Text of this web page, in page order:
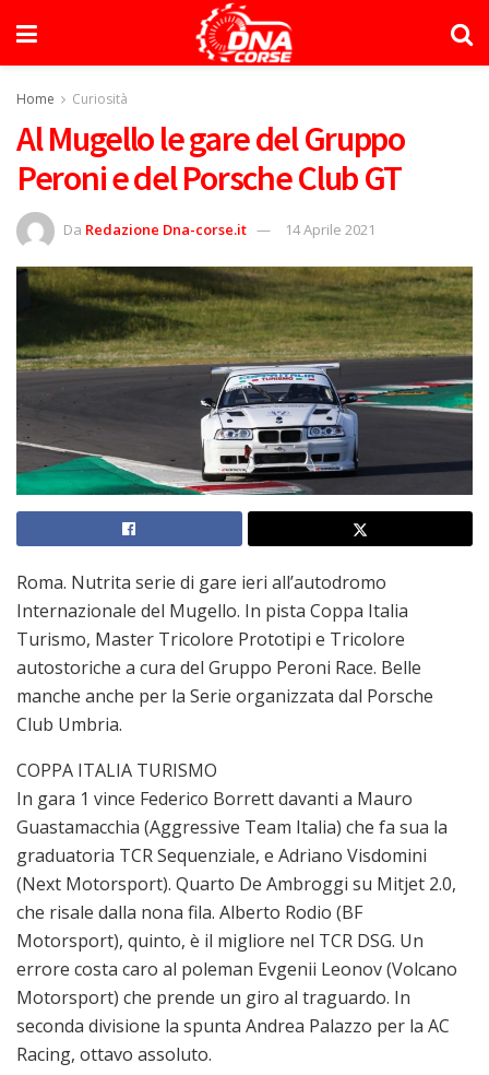
Home Curiosità
Al Mugello le gare del Gruppo
Peroni e del Porsche Club GT
Da Redazione Dna-corse.it 14 Aprile 2021
Roma. Nutrita serie di gare ieri all’autodromo
Internazionale del Mugello. In pista Coppa Italia
Turismo, Master Tricolore Prototipi e Tricolore
autostoriche a cura del Gruppo Peroni Race. Belle
manche anche per la Serie organizzata dal Porsche
Club Umbria.
COPPA ITALIA TURISMO
In gara 1 vince Federico Borrett davanti a Mauro
Guastamacchia (Aggressive Team Italia) che fa sua la
graduatoria TCR Sequenziale, e Adriano Visdomini
(Next Motorsport). Quarto De Ambroggi su Mitjet 2.0,
che risale dalla nona fila. Alberto Rodio (BF
Motorsport), quinto, è il migliore nel TCR DSG. Un
errore costa caro al poleman Evgenii Leonov (Volcano
Motorsport) che prende un giro al traguardo. In
seconda divisione la spunta Andrea Palazzo per la AC
Racing, ottavo assoluto.